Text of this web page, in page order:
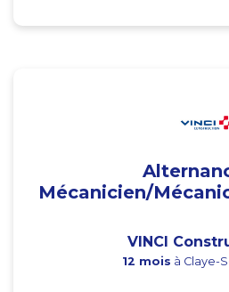
Mécanicien/
VINCI
12 mois à Claye-